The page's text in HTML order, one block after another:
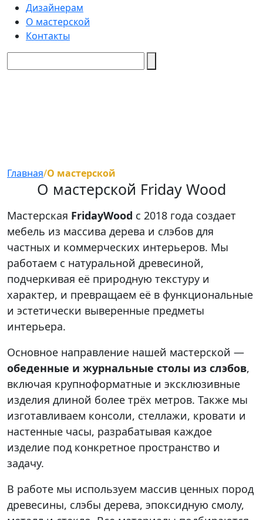
Дизайнерам
О мастерской
Контакты
Главная/О мастерской
О мастерской Friday Wood
Мастерская FridayWood с 2018 года создает
мебель из массива дерева и слэбов для
частных и коммерческих интерьеров. Мы
работаем с натуральной древесиной,
подчеркивая её природную текстуру и
характер, и превращаем её в функциональные
и эстетически выверенные предметы
интерьера.
Основное направление нашей мастерской —
обеденные и журнальные столы из слэбов,
включая крупноформатные и эксклюзивные
изделия длиной более трёх метров. Также мы
изготавливаем консоли, стеллажи, кровати и
настенные часы, разрабатывая каждое
изделие под конкретное пространство и
задачу.
В работе мы используем массив ценных пород
древесины, слэбы дерева, эпоксидную смолу,